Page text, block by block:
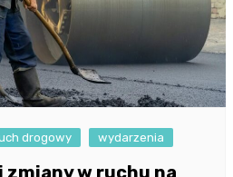
drogowy wydarzenia
zmiany w ruchu na